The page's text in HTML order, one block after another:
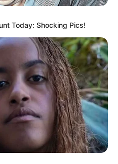
Today: Shocking Pics!